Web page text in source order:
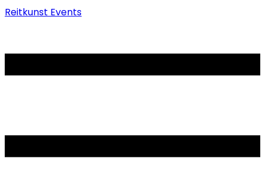
Reitkunst Events